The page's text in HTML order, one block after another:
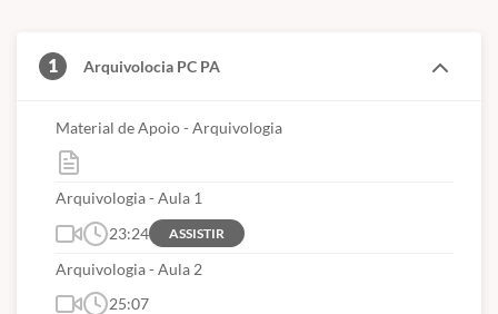
1 Arquivolocia PC PA
Material de Apoio - Arquivologia
Arquivologia - Aula 1
23:24
ASSISTIR
Arquivologia - Aula 2
25:07